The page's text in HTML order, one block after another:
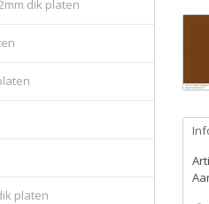
dik platen
platen